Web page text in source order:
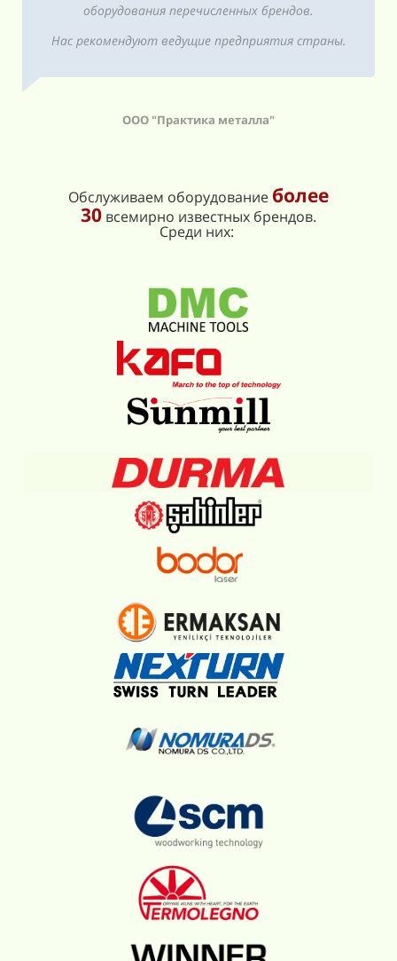
оборудования перечисленных брендов.
Нас рекомендуют ведущие предприятия страны.
ООО "Практика металла"
Обслуживаем оборудование более
30 всемирно известных брендов.
Среди них: